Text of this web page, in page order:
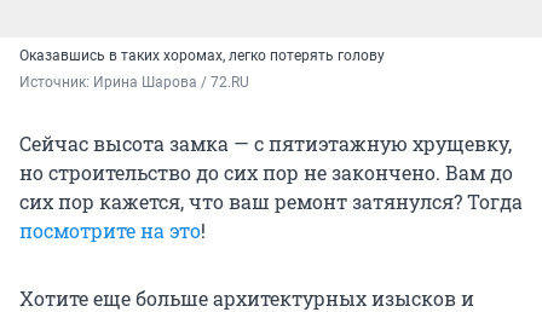
Оказавшись в таких хоромах, легко потерять голову
Источник: Ирина Шарова / 72.RU
Сейчас высота замка — с пятиэтажную хрущевку,
но строительство до сих пор не закончено. Вам до
сих пор кажется, что ваш ремонт затянулся? Тогда
посмотрите на это!
Хотите еще больше архитектурных изысков и